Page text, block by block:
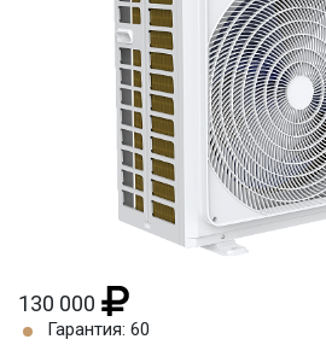
130 000
Гарантия: 60